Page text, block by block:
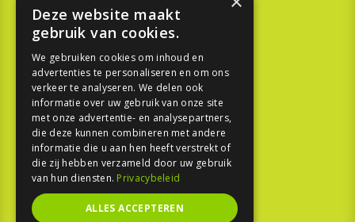
KOOPGIDS
TESTEN
SPORT
REPORTAGE
TOUREN
NIEUWSBRIEF
Deze website maakt
gebruik van cookies.
We gebruiken cookies om inhoud en
advertenties te personaliseren en om ons
verkeer te analyseren. We delen ook
informatie over uw gebruik van onze site
met onze advertentie- en analysepartners,
die deze kunnen combineren met andere
informatie die u aan hen heeft verstrekt of
die zij hebben verzameld door uw gebruik
van hun diensten. Privacybeleid
ALLES ACCEPTEREN